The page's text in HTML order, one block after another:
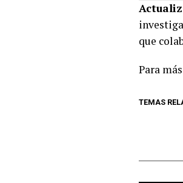
que
Para
TEMAS